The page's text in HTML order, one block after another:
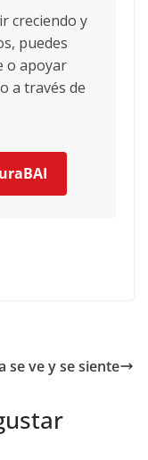
creciendo y
puedes
o apoyar
a través de
se ve y se siente